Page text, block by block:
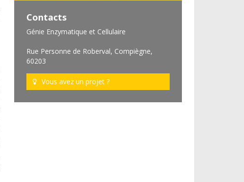
Contacts
Génie Enzymatique et Cellulaire
Rue Personne de Roberval, Compiègne,
60203
Vous avez un projet ?